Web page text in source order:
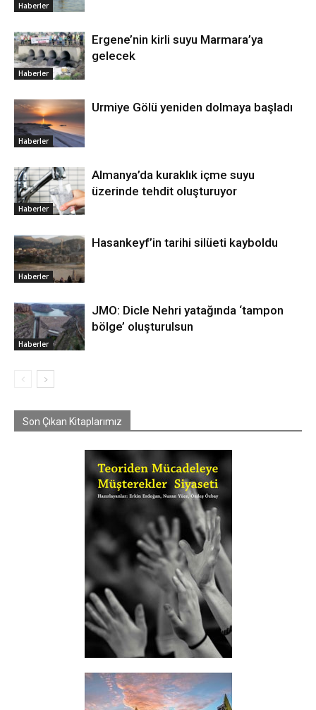
Haberler
Haberler
Ergene’nin kirli suyu Marmara’ya
gelecek
Haberler
Urmiye Gölü yeniden dolmaya başladı
Haberler
Almanya’da kuraklık içme suyu
üzerinde tehdit oluşturuyor
Haberler
Hasankeyf’in tarihi silüeti kayboldu
Haberler
JMO: Dicle Nehri yatağında ‘tampon
bölge’ oluşturulsun
Son Çıkan Kitaplarımız